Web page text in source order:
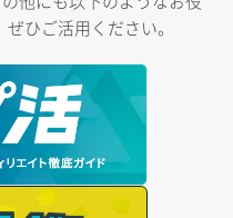
ひご活用ください。